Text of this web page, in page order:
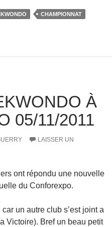
CHAMPIONNAT
À
05/11/2011
LAISSER UN
ont répondu une nouvelle
du Conforexpo.
un autre club s’est joint a
Victoire). Bref un beau petit